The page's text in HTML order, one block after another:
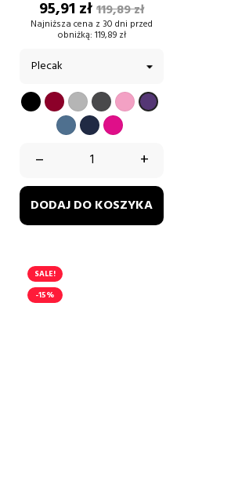
Cena
95,91 złCena
podstawowa
119,89 zł
Najniższa cena z 30 dni przed
obniżką: 119,89 zł
CZARNYBORDOWY
SZARYGRAFITPUDROWYFIOLETOWY
BŁĘKITNYGRANATOWY
FUKSJA
– +
DODAJ DO KOSZYKA
SALE!
-15%